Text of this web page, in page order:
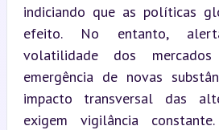
indiciando que as políticas
efeito. No entanto,
volatilidade dos
emergência de novas
impacto transversal das
exigem vigilância